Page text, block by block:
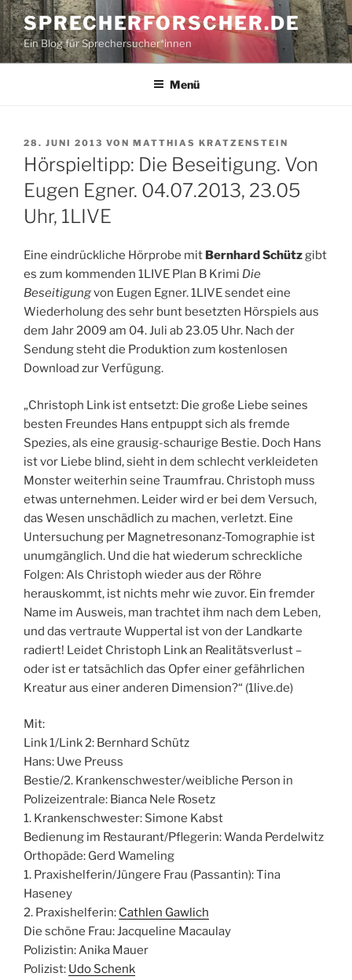
Zum
Inhalt
springen
SPRECHERFORSCHER.DE
Ein Blog für Sprechersucher*innen
Menü
VERÖFFENTLICHT
AM
28. JUNI 2013 VON MATTHIAS KRATZENSTEIN
Hörspieltipp: Die Beseitigung. Von
Eugen Egner. 04.07.2013, 23.05
Uhr, 1LIVE
Eine eindrückliche Hörprobe mit Bernhard Schützgibt
es zum kommenden 1LIVE Plan B Krimi Die
Beseitigungvon Eugen Egner. 1LIVE sendet eine
Wiederholung des sehr bunt besetzten Hörspiels aus
dem Jahr 2009 am 04. Juli ab 23.05 Uhr. Nach der
Sendung steht die Produktion zum kostenlosen
Download zur Verfügung.
„Christoph Link ist entsetzt: Die große Liebe seines
besten Freundes Hans entpuppt sich als fremde
Spezies, als eine grausig-schaurige Bestie. Doch Hans
ist vor Liebe blind, sieht in dem schlecht verkleideten
Monster weiterhin seine Traumfrau. Christoph muss
etwas unternehmen. Leider wird er bei dem Versuch,
das Wesen unschädlich zu machen, verletzt. Eine
Untersuchung per Magnetresonanz-Tomographie ist
unumgänglich. Und die hat wiederum schreckliche
Folgen: Als Christoph wieder aus der Röhre
herauskommt, ist nichts mehr wie zuvor. Ein fremder
Name im Ausweis, man trachtet ihm nach dem Leben,
und das vertraute Wuppertal ist von der Landkarte
radiert! Leidet Christoph Link an Realitätsverlust –
oder ist er tatsächlich das Opfer einer gefährlichen
Kreatur aus einer anderen Dimension?“ (1live.de)
Mit:
Link 1/Link 2: Bernhard Schütz
Hans: Uwe Preuss
Bestie/2. Krankenschwester/weibliche Person in
Polizeizentrale: Bianca Nele Rosetz
1. Krankenschwester: Simone Kabst
Bedienung im Restaurant/Pflegerin: Wanda Perdelwitz
Orthopäde: Gerd Wameling
1. Praxishelferin/Jüngere Frau (Passantin): Tina
Haseney
2. Praxishelferin: Cathlen Gawlich
Die schöne Frau: Jacqueline Macaulay
Polizistin: Anika Mauer
Polizist: Udo Schenk